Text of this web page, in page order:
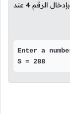
الرقم 4 عند
Enter a
S = 288